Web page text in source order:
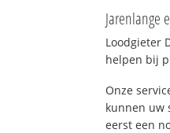
Jarenlange
Loodgieter
helpen bij
Onze
kunnen uw
eerst een